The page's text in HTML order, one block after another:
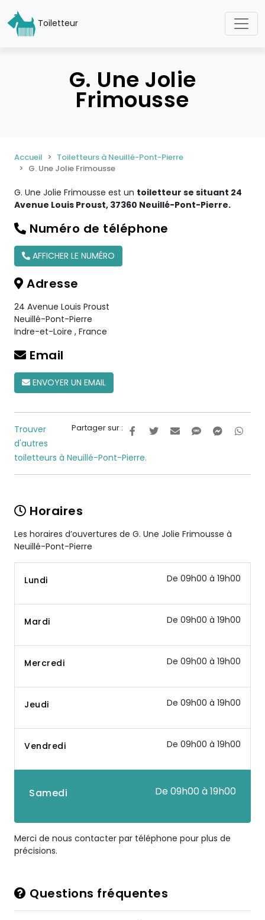
Toiletteur
G. Une Jolie
Frimousse
Accueil
Toiletteurs à Neuillé-Pont-Pierre
G. Une Jolie Frimousse
G. Une Jolie Frimousse est un toiletteur se situant 24
Avenue Louis Proust, 37360 Neuillé-Pont-Pierre.
Numéro de téléphone
AFFICHER LE NUMÉRO
Adresse
24 Avenue Louis Proust
Neuillé-Pont-Pierre
Indre-et-Loire , France
Email
ENVOYER UN EMAIL
Partager sur :
Trouver
d'autres
toiletteurs à Neuillé-Pont-Pierre.
Horaires
Les horaires d’ouvertures de G. Une Jolie Frimousse à
Neuillé-Pont-Pierre
Lundi De 09h00 à 19h00
Mardi De 09h00 à 19h00
Mercredi De 09h00 à 19h00
Jeudi De 09h00 à 19h00
Vendredi De 09h00 à 19h00
Samedi De 09h00 à 19h00
Merci de nous contacter par téléphone pour plus de
précisions.
Questions fréquentes